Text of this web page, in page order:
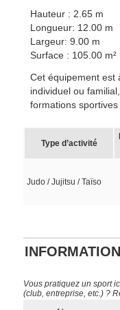
Hauteur : 2.65 m
Longueur: 12.00 m
Largeur: 9.00 m
Surface : 105.00 m²
Cet équipement est
individuel ou
formations sportives
Type d’activité
Judo / Jujitsu / Taïso
Vous pratiquez un sport
(club, entreprise, etc.) ?